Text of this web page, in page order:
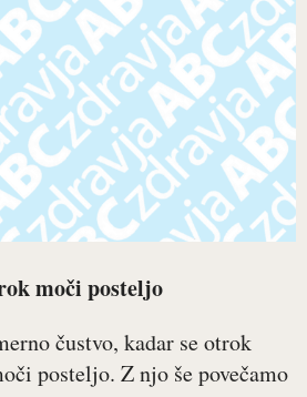
moči posteljo
čustvo, kadar se otrok
posteljo. Z njo še povečamo